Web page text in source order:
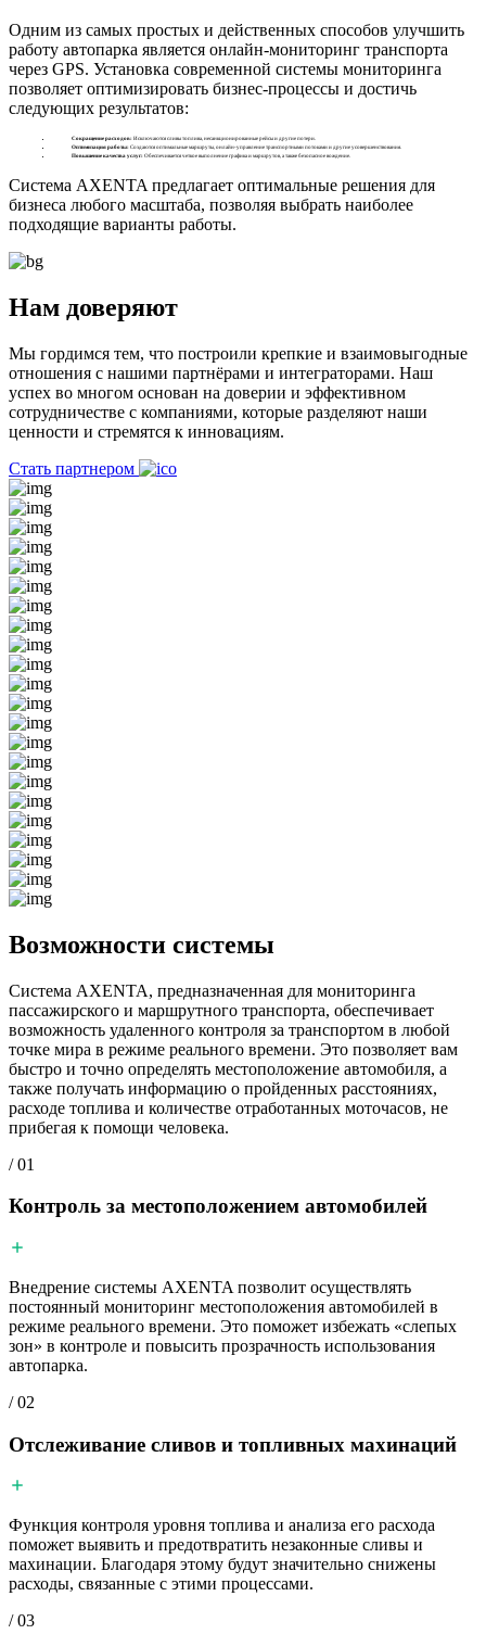
Одним из самых простых и действенных способов улучшить
работу автопарка является онлайн-мониторинг транспорта
через GPS. Установка современной системы мониторинга
позволяет оптимизировать бизнес-процессы и достичь
следующих результатов:
Сокращение расходов: Исключаются сливы топлива, несанкционированные рейсы и другие потери.
Оптимизация работы: Создаются оптимальные маршруты, онлайн-управление транспортными потоками и другие усовершенствования.
Повышение качества услуг: Обеспечивается четкое выполнение графика и маршрутов, а также безопасное вождение.
Система AXENTA предлагает оптимальные решения для
бизнеса любого масштаба, позволяя выбрать наиболее
подходящие варианты работы.
Нам доверяют
Мы гордимся тем, что построили крепкие и взаимовыгодные
отношения с нашими партнёрами и интеграторами. Наш
успех во многом основан на доверии и эффективном
сотрудничестве с компаниями, которые разделяют наши
ценности и стремятся к инновациям.
Стать партнером
Возможности системы
Система AXENTA, предназначенная для мониторинга
пассажирского и маршрутного транспорта, обеспечивает
возможность удаленного контроля за транспортом в любой
точке мира в режиме реального времени. Это позволяет вам
быстро и точно определять местоположение автомобиля, а
также получать информацию о пройденных расстояниях,
расходе топлива и количестве отработанных моточасов, не
прибегая к помощи человека.
/ 01
Контроль за местоположением автомобилей
Внедрение системы AXENTA позволит осуществлять
постоянный мониторинг местоположения автомобилей в
режиме реального времени. Это поможет избежать «слепых
зон» в контроле и повысить прозрачность использования
автопарка.
/ 02
Отслеживание сливов и топливных махинаций
Функция контроля уровня топлива и анализа его расхода
поможет выявить и предотвратить незаконные сливы и
махинации. Благодаря этому будут значительно снижены
расходы, связанные с этими процессами.
/ 03